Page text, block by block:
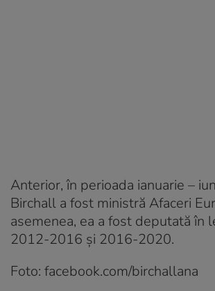
Anterior, în perioada ianuarie –
Birchall a fost ministră Afaceri
asemenea, ea a fost deputată în
2012-2016 şi 2016-2020.
Foto: facebook.com/birchallana